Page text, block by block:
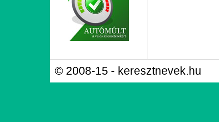
© 2008-15 - keresztnevek.hu